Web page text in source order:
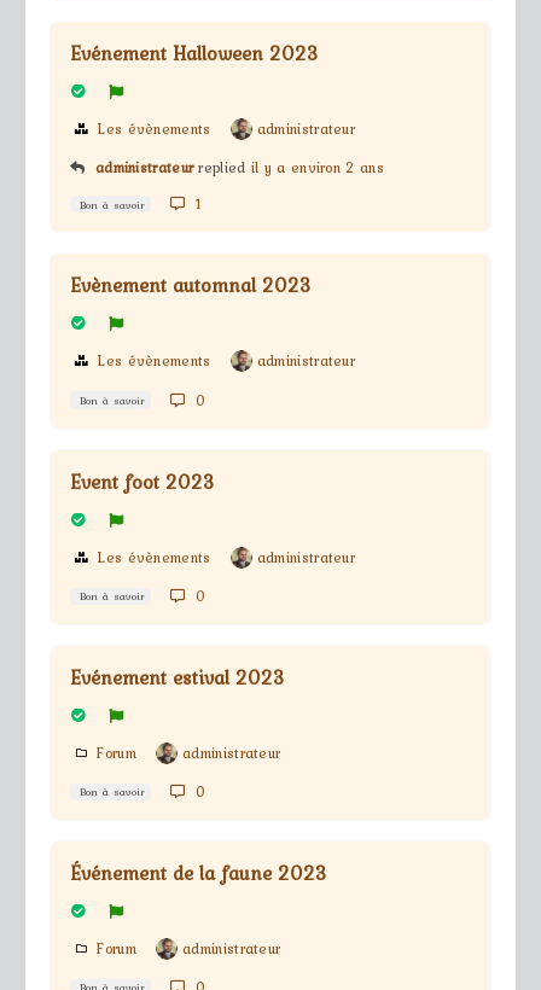
Evénement Halloween 2023
Les évènements
administrateur
administrateur replied il y a environ 2 ans
Bon à savoir 1
Evènement automnal 2023
Les évènements administrateur
Bon à savoir 0
Event foot 2023
Les évènements administrateur
Bon à savoir 0
Evénement estival 2023
Forum administrateur
Bon à savoir 0
Événement de la faune 2023
Forum administrateur